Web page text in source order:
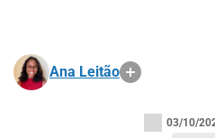
Ana Leitão
03/10/